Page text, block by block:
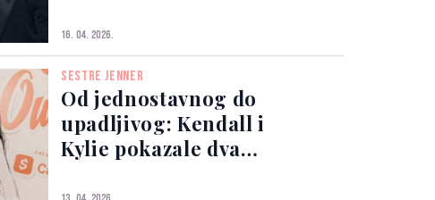
16. 04. 2026.
SESTRE JENNER
Od jednostavnog do
upadljivog: Kendall i
Kylie pokazale dva